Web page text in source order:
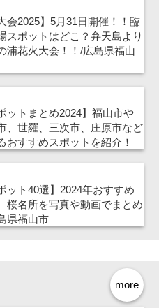
会2025】5月31日開催！！臨
スポットはどこ？弁天島より
浦花火大会！！/広島県福山
ットまとめ2024】福山市や
、世羅、三次市、庄原市など
おすすめスポットを紹介！
ット40選】2024年おすすめ
桜名所を写真や動画でまとめ
県福山市
more